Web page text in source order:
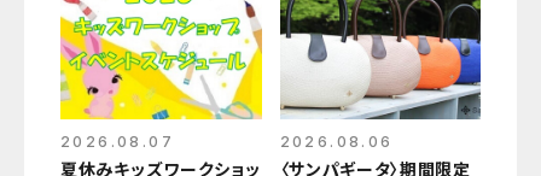
2026.08.07
夏休みキッズワークショッ
2026.08.06
〈サンパギータ〉期間限定